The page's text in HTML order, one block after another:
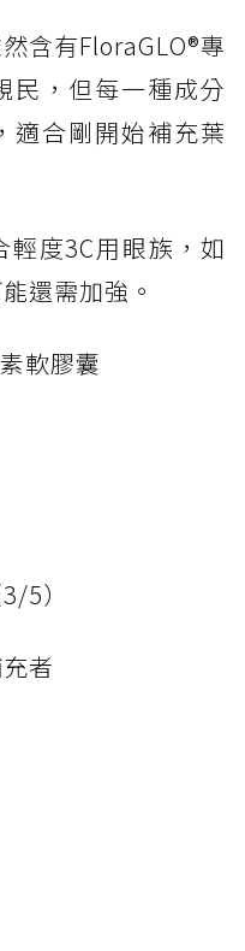
含有FloraGLO®專
民，但每一種成分
適合剛開始補充葉
度3C用眼族，如
還需加強。
軟膠囊
）
者